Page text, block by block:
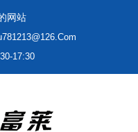
网站
17:30